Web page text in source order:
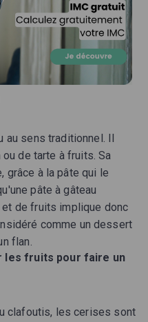
sens traditionnel. Il
de tarte à fruits. Sa
grâce à la pâte qui le
pâte à gâteau
de fruits implique donc
comme un dessert
flan.
les fruits pour faire un
clafoutis, les cerises sont